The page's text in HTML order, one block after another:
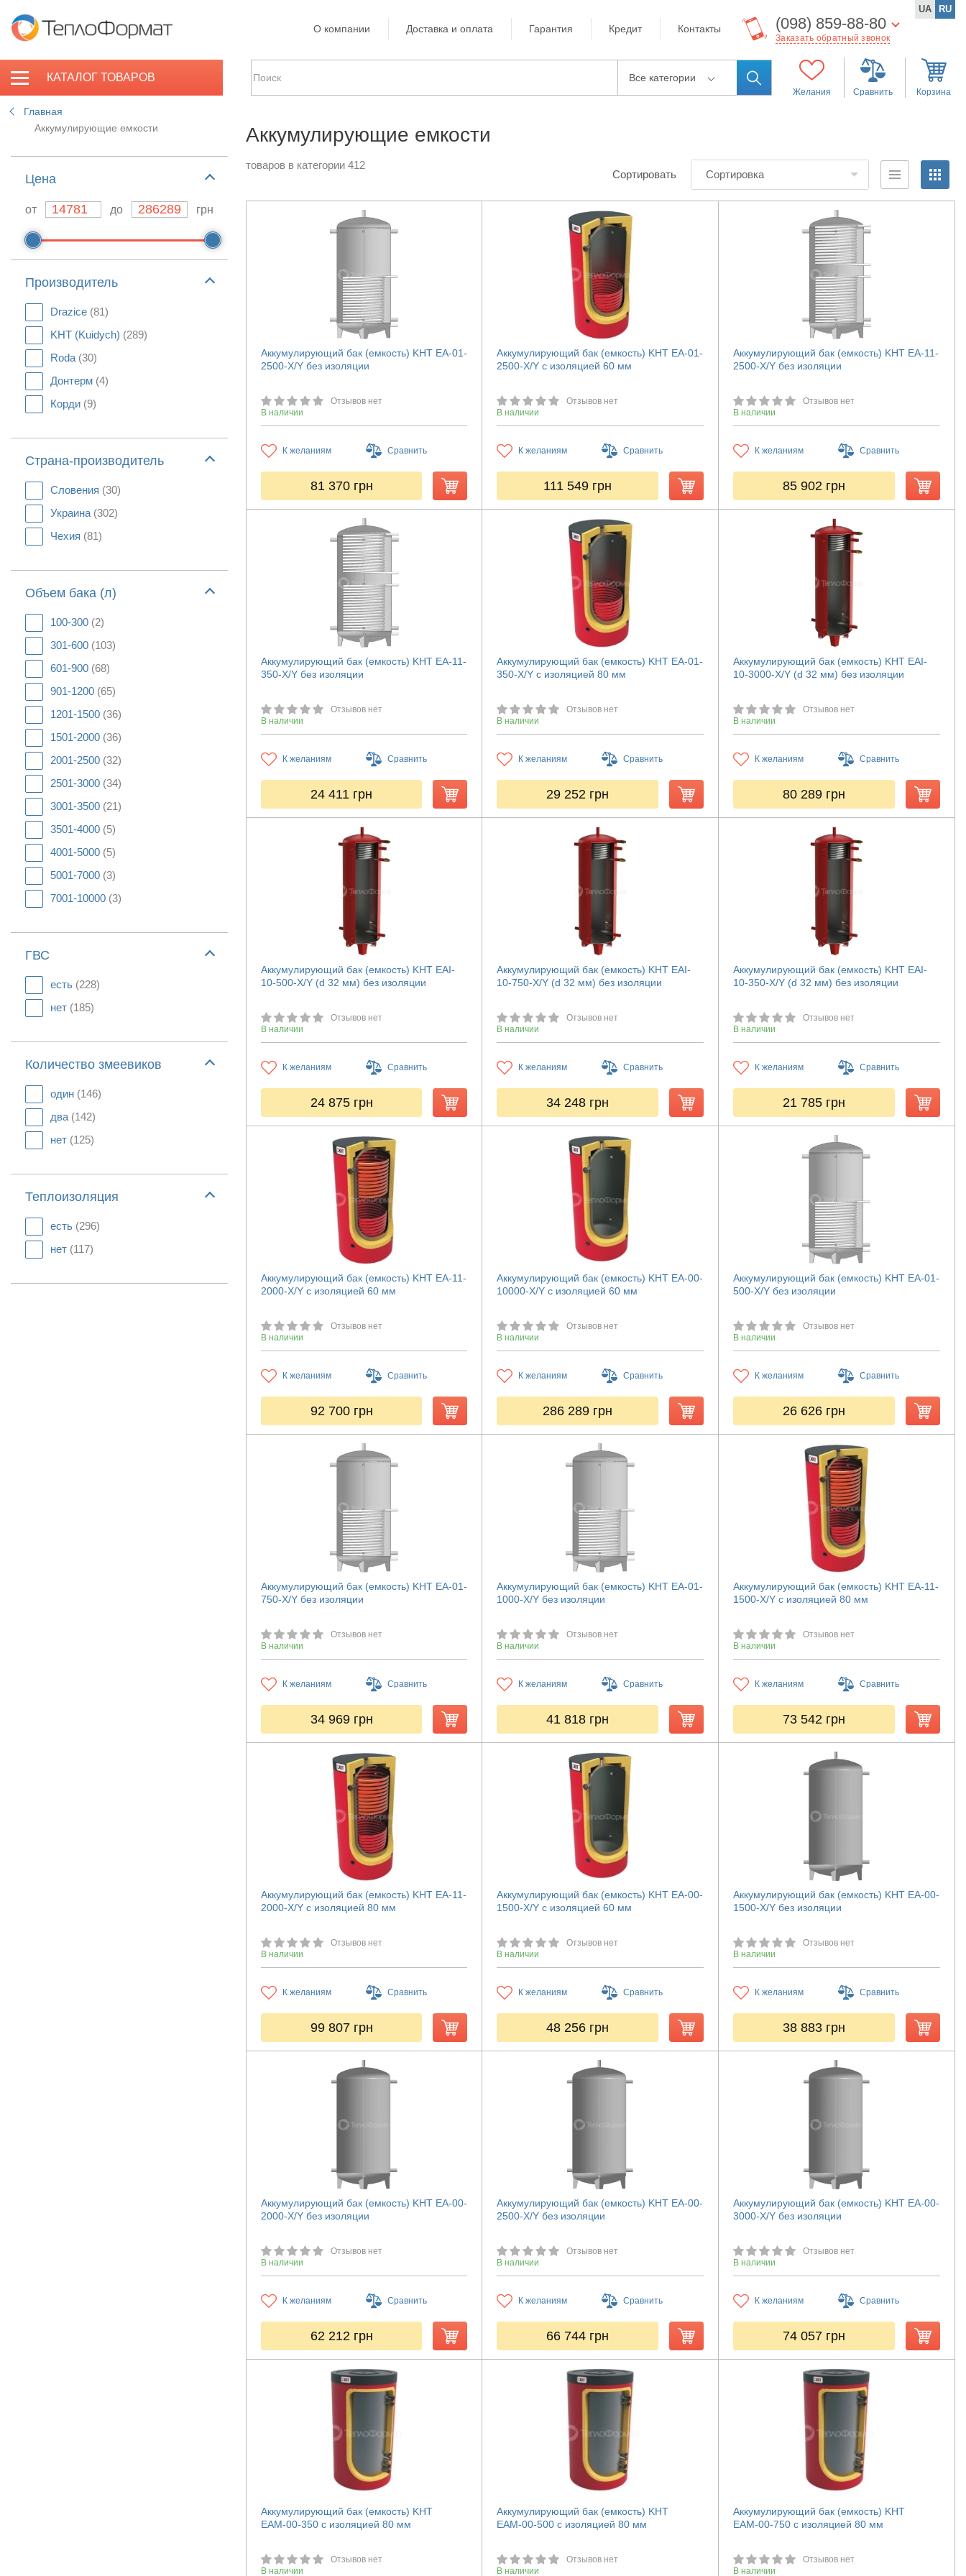
О компании Доставка и оплата Гарантия Кредит Контакты (098) 859-88-80
Заказать обратный звонок
UA RU
КАТАЛОГ ТОВАРОВ Все категории
Желания Сравнить Корзина
Главная
Аккумулирующие емкости
Цeна
от до грн
Производитель
Drazice (81)
KHT (Kuidych) (289)
Roda (30)
Донтерм (4)
Корди (9)
Страна-производитель
Словения (30)
Украина (302)
Чехия (81)
Объем бака (л)
100-300 (2)
301-600 (103)
601-900 (68)
901-1200 (65)
1201-1500 (36)
1501-2000 (36)
2001-2500 (32)
2501-3000 (34)
3001-3500 (21)
3501-4000 (5)
4001-5000 (5)
5001-7000 (3)
7001-10000 (3)
ГВС
есть (228)
нет (185)
Количество змеевиков
один (146)
два (142)
нет (125)
Теплоизоляция
есть (296)
нет (117)
Аккумулирующие емкости
товаров в категории 412
Сортировать Сортировка
Аккумулирующий бак (емкость) KHT ЕА-01-
2500-X/Y без изоляции
Отзывов нет
В наличии
К желаниям Сравнить
81 370 грн
Аккумулирующий бак (емкость) KHT ЕА-01-
2500-X/Y с изоляцией 60 мм
Отзывов нет
В наличии
К желаниям Сравнить
111 549 грн
Аккумулирующий бак (емкость) KHT ЕА-11-
2500-X/Y без изоляции
Отзывов нет
В наличии
К желаниям Сравнить
85 902 грн
Аккумулирующий бак (емкость) KHT ЕА-11-
350-X/Y без изоляции
Отзывов нет
В наличии
К желаниям Сравнить
24 411 грн
Аккумулирующий бак (емкость) KHT ЕА-01-
350-X/Y с изоляцией 80 мм
Отзывов нет
В наличии
К желаниям Сравнить
29 252 грн
Аккумулирующий бак (емкость) KHT EAI-
10-3000-X/Y (d 32 мм) без изоляции
Отзывов нет
В наличии
К желаниям Сравнить
80 289 грн
Аккумулирующий бак (емкость) KHT EAI-
10-500-X/Y (d 32 мм) без изоляции
Отзывов нет
В наличии
К желаниям Сравнить
24 875 грн
Аккумулирующий бак (емкость) KHT EAI-
10-750-X/Y (d 32 мм) без изоляции
Отзывов нет
В наличии
К желаниям Сравнить
34 248 грн
Аккумулирующий бак (емкость) KHT EAI-
10-350-X/Y (d 32 мм) без изоляции
Отзывов нет
В наличии
К желаниям Сравнить
21 785 грн
Аккумулирующий бак (емкость) KHT ЕА-11-
2000-X/Y с изоляцией 60 мм
Отзывов нет
В наличии
К желаниям Сравнить
92 700 грн
Аккумулирующий бак (емкость) KHT ЕА-00-
10000-X/Y с изоляцией 60 мм
Отзывов нет
В наличии
К желаниям Сравнить
286 289 грн
Аккумулирующий бак (емкость) KHT ЕА-01-
500-X/Y без изоляции
Отзывов нет
В наличии
К желаниям Сравнить
26 626 грн
Аккумулирующий бак (емкость) KHT ЕА-01-
750-X/Y без изоляции
Отзывов нет
В наличии
К желаниям Сравнить
34 969 грн
Аккумулирующий бак (емкость) KHT ЕА-01-
1000-X/Y без изоляции
Отзывов нет
В наличии
К желаниям Сравнить
41 818 грн
Аккумулирующий бак (емкость) KHT ЕА-11-
1500-X/Y с изоляцией 80 мм
Отзывов нет
В наличии
К желаниям Сравнить
73 542 грн
Аккумулирующий бак (емкость) KHT ЕА-11-
2000-X/Y с изоляцией 80 мм
Отзывов нет
В наличии
К желаниям Сравнить
99 807 грн
Аккумулирующий бак (емкость) KHT ЕА-00-
1500-X/Y с изоляцией 60 мм
Отзывов нет
В наличии
К желаниям Сравнить
48 256 грн
Аккумулирующий бак (емкость) KHT ЕА-00-
1500-X/Y без изоляции
Отзывов нет
В наличии
К желаниям Сравнить
38 883 грн
Аккумулирующий бак (емкость) KHT ЕА-00-
2000-X/Y без изоляции
Отзывов нет
В наличии
К желаниям Сравнить
62 212 грн
Аккумулирующий бак (емкость) KHT ЕА-00-
2500-X/Y без изоляции
Отзывов нет
В наличии
К желаниям Сравнить
66 744 грн
Аккумулирующий бак (емкость) KHT ЕА-00-
3000-X/Y без изоляции
Отзывов нет
В наличии
К желаниям Сравнить
74 057 грн
Аккумулирующий бак (емкость) KHT
ЕАМ-00-350 с изоляцией 80 мм
Отзывов нет
В наличии
Аккумулирующий бак (емкость) KHT
ЕАМ-00-500 с изоляцией 80 мм
Отзывов нет
В наличии
Аккумулирующий бак (емкость) KHT
ЕАМ-00-750 с изоляцией 80 мм
Отзывов нет
В наличии